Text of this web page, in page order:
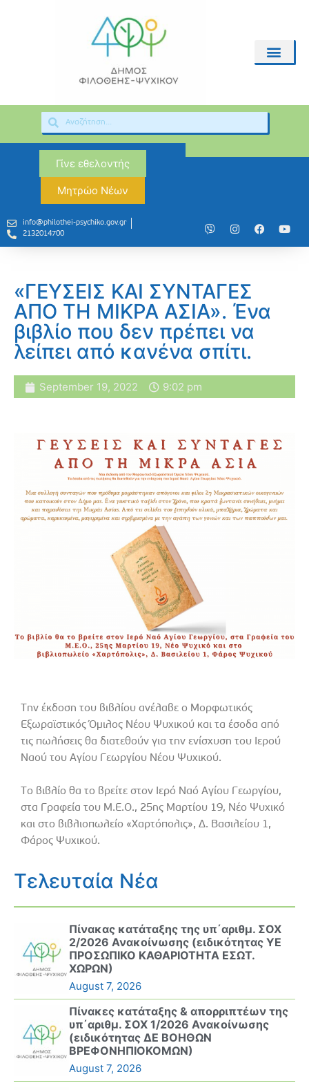
Γίνε εθελοντής
Μητρώο Νέων
info@philothei-psychiko.gov.gr
2132014700
«ΓΕΥΣΕΙΣ ΚΑΙ ΣΥΝΤΑΓΕΣ
ΑΠΟ ΤΗ ΜΙΚΡΑ ΑΣΙΑ». Ένα
βιβλίο που δεν πρέπει να
λείπει από κανένα σπίτι.
September 19, 2022 9:02 pm
Την έκδοση του βιβλίου ανέλαβε ο Μορφωτικός
Εξωραϊστικός Όμιλος Νέου Ψυχικού και τα έσοδα από
τις πωλήσεις θα διατεθούν για την ενίσχυση του Ιερού
Ναού του Αγίου Γεωργίου Νέου Ψυχικού.
Το βιβλίο θα το βρείτε στον Ιερό Ναό Αγίου Γεωργίου,
στα Γραφεία του Μ.Ε.Ο., 25ης Μαρτίου 19, Νέο Ψυχικό
και στο βιβλιοπωλείο «Χαρτόπολις», Δ. Βασιλείου 1,
Φάρος Ψυχικού.
Τελευταία Νέα
Πίνακας κατάταξης της υπ΄αριθμ. ΣΟΧ
2/2026 Ανακοίνωσης (ειδικότητας ΥΕ
ΠΡΟΣΩΠΙΚΟ ΚΑΘΑΡΙΟΤΗΤΑ ΕΣΩΤ.
ΧΩΡΩΝ)
August 7, 2026
Πίνακες κατάταξης & απορριπτέων της
υπ΄αριθμ. ΣΟΧ 1/2026 Ανακοίνωσης
(ειδικότητας ΔΕ ΒΟΗΘΩΝ
ΒΡΕΦΟΝΗΠΙΟΚΟΜΩΝ)
August 7, 2026